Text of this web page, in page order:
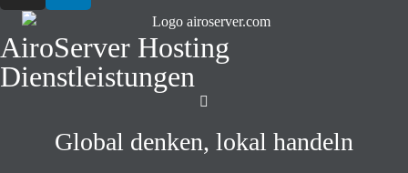
AiroServer Hosting
Dienstleistungen
Global denken, lokal handeln